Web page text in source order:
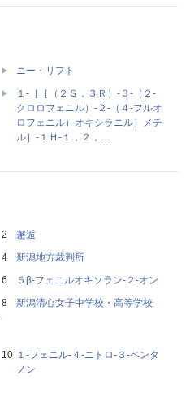
ニー・リフト
１‐［［（２Ｓ，３Ｒ）‐３‐（２‐
クロロフェニル）‐２‐（４‐フルオ
ロフェニル）オキシラニル］メチ
ル］‐１Ｈ‐１，２，…
邂逅
新潟地方裁判所
５β‐フェニルオキソラン‐２‐オン
新潟清心女子中学校・高等学校
１‐フェニル‐４‐ニトロ‐３‐ペンタ
ノン